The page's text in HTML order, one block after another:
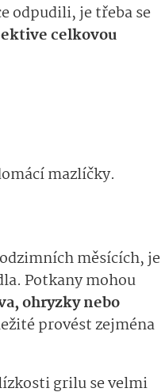
odpudili, je třeba se
celkovou
mazlíčky.
měsících, je
Potkany mohou
ohryzky nebo
provést zejména
grilu se velmi